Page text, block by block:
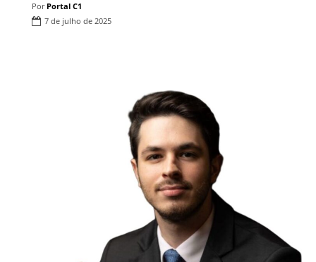
Por Portal C1
7 de julho de 2025